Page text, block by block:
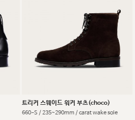
트리커 스웨이드 워커 부츠(choco)
660-S / 235~290mm / carat wake sole